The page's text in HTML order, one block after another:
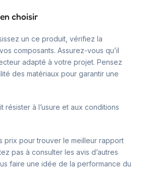
choisir
un ce produit, vérifiez la
composants. Assurez-vous qu’il
adapté à votre projet. Pensez
des matériaux pour garantir une
résister à l’usure et aux conditions
prix pour trouver le meilleur rapport
pas à consulter les avis d’autres
faire une idée de la performance du